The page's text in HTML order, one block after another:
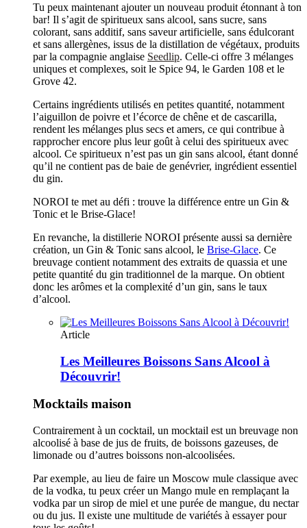
Tu peux maintenant ajouter un nouveau produit étonnant à ton
bar! Il s’agit de spiritueux sans alcool, sans sucre, sans
colorant, sans additif, sans saveur artificielle, sans édulcorant
et sans allergènes, issus de la distillation de végétaux, produits
par la compagnie anglaise Seedlip. Celle-ci offre 3 mélanges
uniques et complexes, soit le Spice 94, le Garden 108 et le
Grove 42.
Certains ingrédients utilisés en petites quantité, notamment
l’aiguillon de poivre et l’écorce de chêne et de cascarilla,
rendent les mélanges plus secs et amers, ce qui contribue à
rapprocher encore plus leur goût à celui des spiritueux avec
alcool. Ce spiritueux n’est pas un gin sans alcool, étant donné
qu’il ne contient pas de baie de genévrier, ingrédient essentiel
du gin.
NOROI te met au défi : trouve la différence entre un Gin &
Tonic et le Brise-Glace!
En revanche, la distillerie NOROI présente aussi sa dernière
création, un Gin & Tonic sans alcool, le Brise-Glace. Ce
breuvage contient notamment des extraits de quassia et une
petite quantité du gin traditionnel de la marque. On obtient
donc les arômes et la complexité d’un gin, sans le taux
d’alcool.
Article
Les Meilleures Boissons Sans Alcool à
Découvrir!
Mocktails maison
Contrairement à un cocktail, un mocktail est un breuvage non
alcoolisé à base de jus de fruits, de boissons gazeuses, de
limonade ou d’autres boissons non-alcoolisées.
Par exemple, au lieu de faire un Moscow mule classique avec
de la vodka, tu peux créer un Mango mule en remplaçant la
vodka par un sirop de miel et une purée de mangue, du nectar
ou du jus. Il existe une multitude de variétés à essayer pour